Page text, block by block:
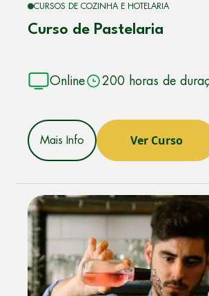
CURSOS DE COZINHA E HOTELARIA
Curso de Pastelaria
Online 200 horas de
Mais Info Ver Curso